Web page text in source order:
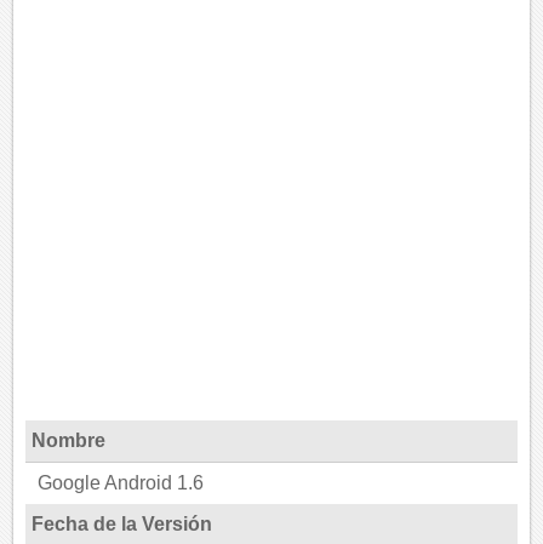
Nombre
Google Android 1.6
Fecha de la Versión